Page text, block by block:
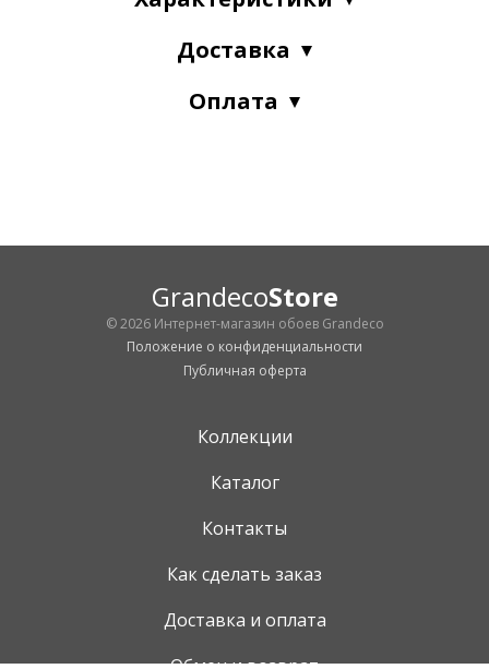
Доставка
Оплата
GrandecoStore
© 2026 Интернет-магазин обоев Grandeco
Положение о конфиденциальности
Публичная оферта
Коллекции
Каталог
Контакты
Как сделать заказ
Доставка и оплата